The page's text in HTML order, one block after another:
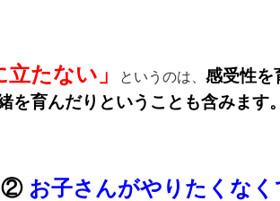
立たない」 というのは、 感受性を
育んだりということも含みます。
② お子さんがやりたくなく